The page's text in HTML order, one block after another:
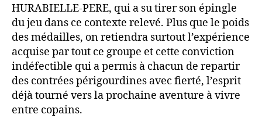
HURABIELLE-PERE, qui a su tirer son épingle
du jeu dans ce contexte relevé. Plus que le poids
des médailles, on retiendra surtout l’expérience
acquise par tout ce groupe et cette conviction
indéfectible qui a permis à chacun de repartir
des contrées périgourdines avec fierté, l’esprit
déjà tourné vers la prochaine aventure à vivre
entre copains.